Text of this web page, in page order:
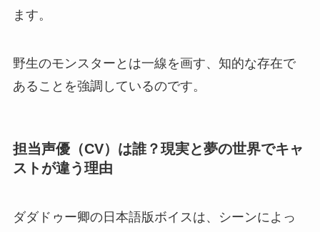
ます。
野生のモンスターとは一線を画す、知的な存在で
あることを強調しているのです。
担当声優（CV）は誰？現実と夢の世界でキャ
ストが違う理由
ダダドゥー卿の日本語版ボイスは、シーンによっ